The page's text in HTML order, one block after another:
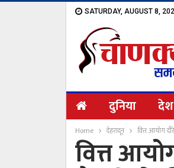
SATURDAY, AUGUST 8,
दुनिया देश
Home देहरादून वित्त आयोग
वित्त